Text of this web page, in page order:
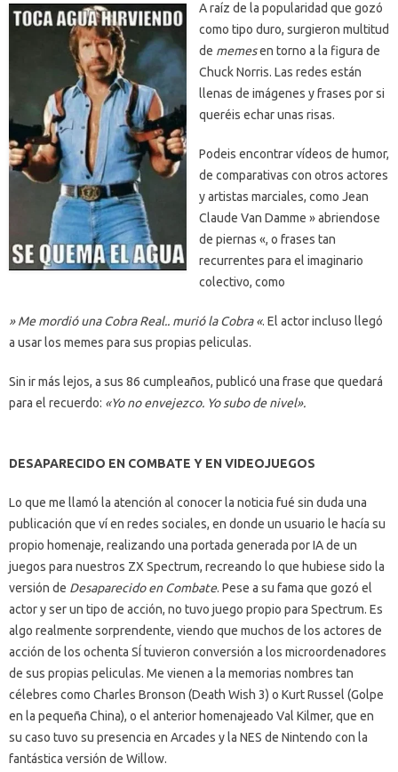
A raíz de la popularidad que gozó
como tipo duro, surgieron multitud
de memesen torno a la figura de
Chuck Norris. Las redes están
llenas de imágenes y frases por si
queréis echar unas risas.
Podeis encontrar vídeos de humor,
de comparativas con otros actores
y artistas marciales, como Jean
Claude Van Damme » abriendose
de piernas «, o frases tan
recurrentes para el imaginario
colectivo, como
» Me mordió una Cobra Real.. murió la Cobra «. El actor incluso llegó
a usar los memes para sus propias peliculas.
Sin ir más lejos, a sus 86 cumpleaños, publicó una frase que quedará
para el recuerdo: «Yo no envejezco. Yo subo de nivel».
DESAPARECIDO EN COMBATE Y EN VIDEOJUEGOS
Lo que me llamó la atención al conocer la noticia fué sin duda una
publicación que ví en redes sociales, en donde un usuario le hacía su
propio homenaje, realizando una portada generada por IA de un
juegos para nuestros ZX Spectrum, recreando lo que hubiese sido la
versión de Desaparecido en Combate. Pese a su fama que gozó el
actor y ser un tipo de acción, no tuvo juego propio para Spectrum. Es
algo realmente sorprendente, viendo que muchos de los actores de
acción de los ochenta SÍ tuvieron conversión a los microordenadores
de sus propias peliculas. Me vienen a la memorias nombres tan
célebres como Charles Bronson (Death Wish 3) o Kurt Russel (Golpe
en la pequeña China), o el anterior homenajeado Val Kilmer, que en
su caso tuvo su presencia en Arcades y la NES de Nintendo con la
fantástica versión de Willow.